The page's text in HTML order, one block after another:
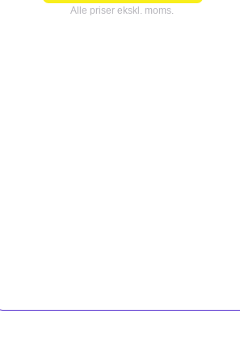
Alle priser ekskl. moms.